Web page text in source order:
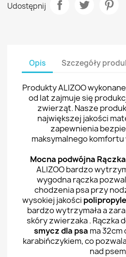
Udostępnij
Opis Szczegóły
Produkty ALIZOO
od lat zajmuje się
zwierząt. Nasze
największej jakości
zapewnienia
maksymalnego
Mocna podwójna
ALIZOO bardzo
wygodna rączka
chodzenia psa przy
wysokiej jakości
bardzo wytrzymała a
skóry zwierzaka . Rączka
smycz dla psa ma 32cm
karabińczykiem, co
nad